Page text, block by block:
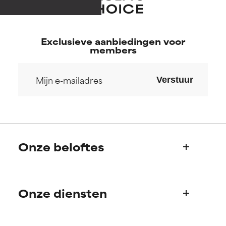
Exclusieve aanbiedingen voor
members
Verstuur
Onze beloftes
Paula's verhaal
Onze diensten